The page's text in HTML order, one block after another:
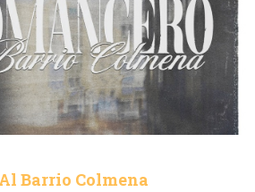
Barrio Colmena